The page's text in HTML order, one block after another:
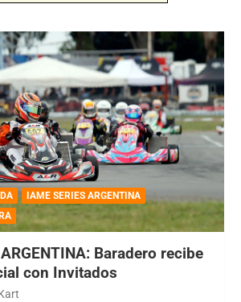
IAME SERIES ARGENTINA
Baradero recibe
con Invitados